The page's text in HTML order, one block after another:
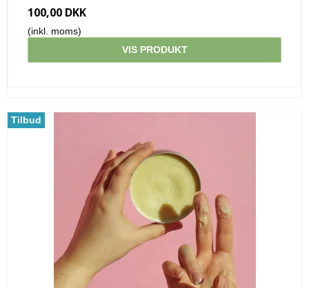
100,00 DKK
(inkl. moms)
VIS PRODUKT
Tilbud